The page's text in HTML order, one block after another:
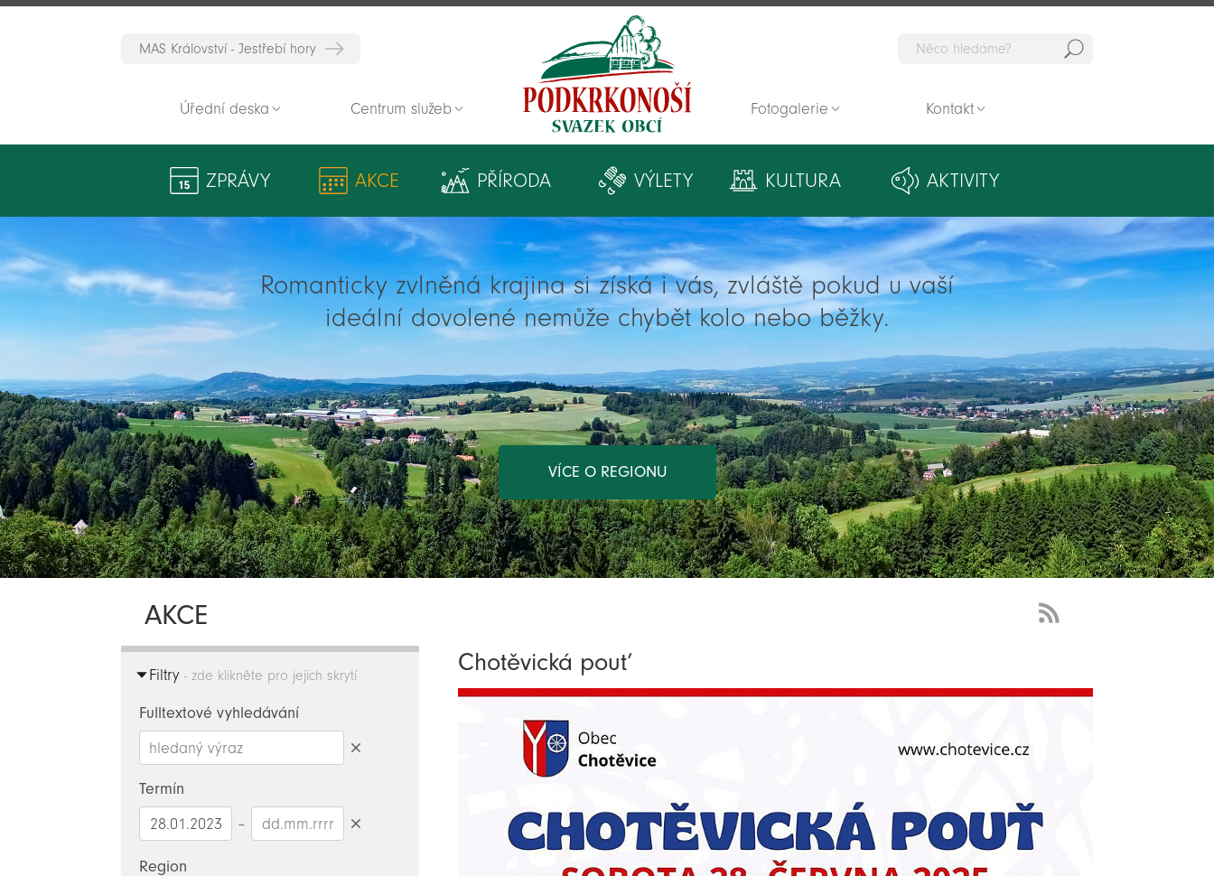
Zpět na titulní stranu
MAS Království - Jestřebí hory
Úřední deska Centrum služeb Fotogalerie Kontakt
ZPRÁVY AKCE PŘÍRODA VÝLETY KULTURA AKTIVITY
Romanticky zvlněná krajina si získá i vás, zvláště pokud u vaší
ideální dovolené nemůže chybět kolo nebo běžky.
VÍCE O REGIONU
AKCE
novinky
Filtry - zde klikněte pro jejich skrytí
Fulltextové vyhledávání
Termín
–
Region
Chotěvická pouť